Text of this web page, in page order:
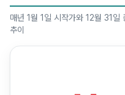
매년 1월 1일 시작가와 12월 31일
추이